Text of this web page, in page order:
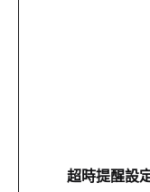
超時提醒設